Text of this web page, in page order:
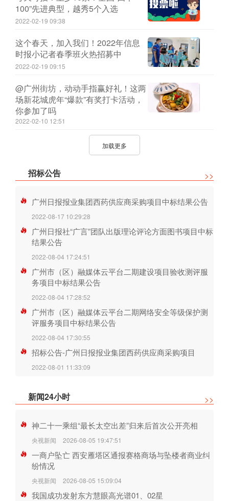
100”先进典型，越秀5个入选
2022-02-19 09:38
这个春天，加入我们！2022年信息
时报小记者春季班火热招募中
2022-02-19 09:15
@广州街坊，动动手指赢好礼！这两
场新花城虎年“爆款”有奖打卡活动，
你参加了吗
2022-02-10 12:51
加载更多
招标公告 >>
广州日报报业集团西药供应商采购项目中标结果公告
2022-08-17 10:29:28
广州日报社“广言”团队出版理论评论方面图书项目中标
结果公告
2022-08-04 17:24:51
广州市（区）融媒体云平台二期建设项目验收测评服
务项目中标结果公告
2022-08-04 17:28:52
广州市（区）融媒体云平台二期网络安全等级保护测
评服务项目中标结果公告
2022-08-04 17:30:55
招标公告-广州日报报业集团西药供应商采购项目
2022-08-01 11:33:09
新闻24小时 >>
神二十一乘组“最长太空出差”归来后首次公开亮相
央视新闻 2026-08-05 19:47:51
一商户坠亡 西安雁塔区通报赛格商场与坠楼者商业纠
纷情况
央视新闻 2026-08-05 15:09:04
我国成功发射东方慧眼高光谱01、02星